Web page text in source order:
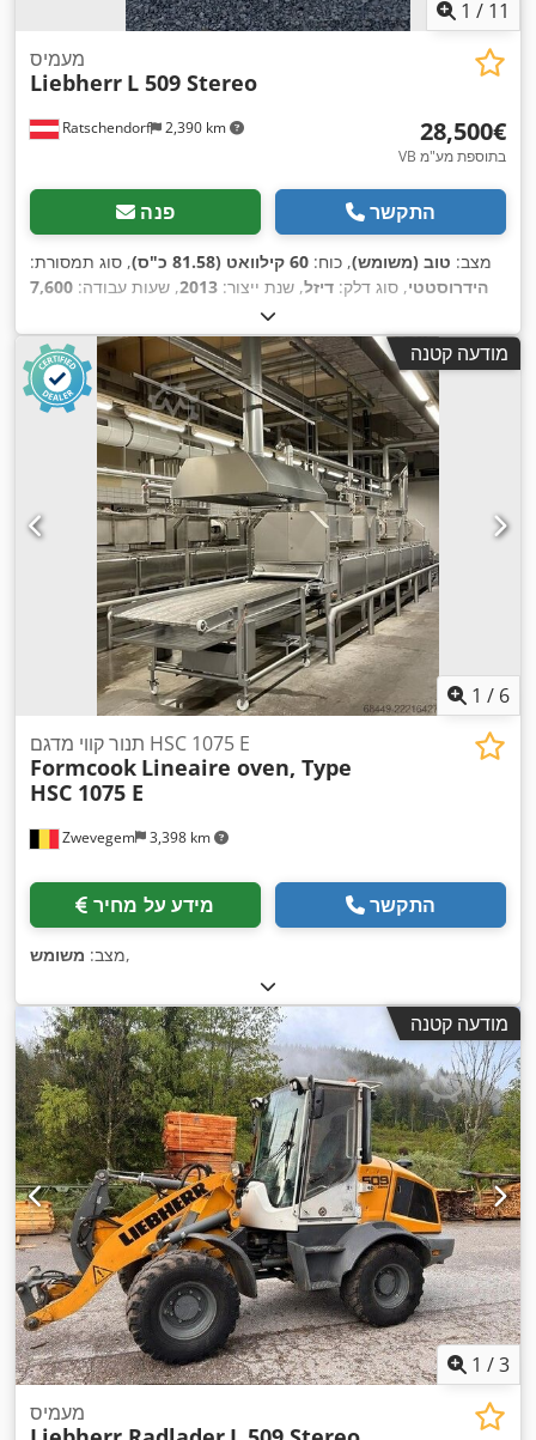
1 / 11
Ratschendorf 2,390 km
מעמיס
Liebherr L 509 Stereo
‏28,500 ‏€
VB בתוספת מע"מ
פנה התקשר
מצב: טוב (משומש), כוח: 60 קילוואט (81.58 כ"ס)
, סוג תמסורת:
הידרוסטטי, סוג דלק: דיזל, שנת ייצור: 2013, שעות עבודה: 7,600
מודעה קטנה
1 / 6
Zwevegem 3,398 km
תנור קווי מדגם HSC 1075 E
Formcook Lineaire oven, Type
HSC 1075 E
מידע על מחיר התקשר
מצב: משומש ,
מודעה קטנה
1 /3
מעמיס